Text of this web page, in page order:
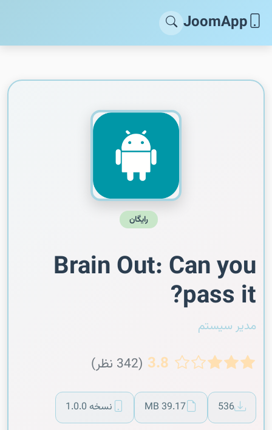
JoomApp
رایگان
Brain Out: Can you
pass it?
مدیر سیستم
3.8 (342 نظر)
536
39.17 MB نسخه 1.0.0